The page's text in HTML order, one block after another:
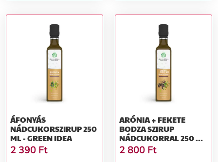
ÁFONYÁS
NÁDCUKORSZIRUP 250
ML - GREEN IDEA
2 390 Ft
ARÓNIA + FEKETE
BODZA SZIRUP
NÁDCUKORRAL 250 ML
- GREEN IDEA
2 800 Ft